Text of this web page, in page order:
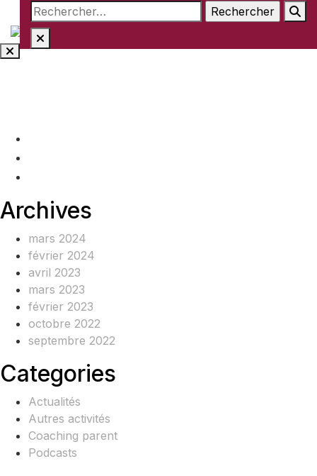
Aller
au
contenu
Rechercher :
Archives
mars 2024
février 2024
avril 2023
mars 2023
février 2023
octobre 2022
septembre 2022
Categories
Actualités
Autres activités
Coaching parent
Podcasts